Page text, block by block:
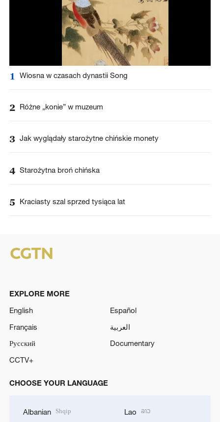
1 Wiosna w czasach dynastii Song
2 Różne „konie” w muzeum
3 Jak wyglądały starożytne chińskie monety
4 Starożytna broń chińska
5 Kraciasty szal sprzed tysiąca lat
EXPLORE MORE
English
Español
Français
العربية
Русский
Documentary
CCTV+
CHOOSE YOUR LANGUAGE
Albanian Shqip Lao ລາວ